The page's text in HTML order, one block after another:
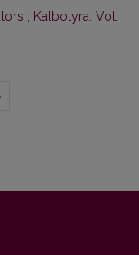
Kalbotyra: Vol.